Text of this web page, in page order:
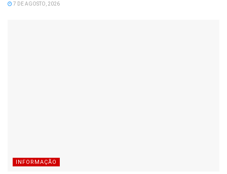
7 DE AGOSTO, 2026
INFORMAÇÃO